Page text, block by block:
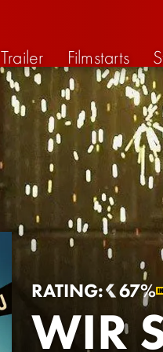
Trailer Filmstarts
RATING: 67%
WIR